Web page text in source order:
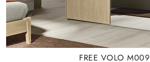
FREE VOLO M009